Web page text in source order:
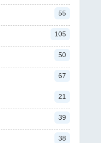
55
105
50
67
21
39
38